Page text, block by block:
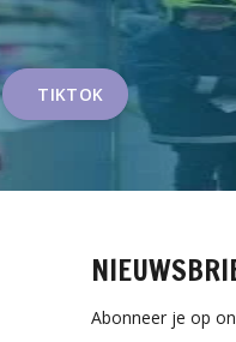
TIKTOK
Abonneer je op